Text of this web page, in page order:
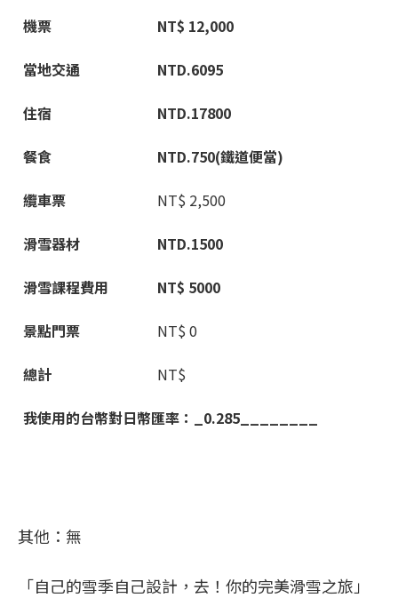
機票 NT$ 12,000
當地交通 NTD.6095
住宿 NTD.17800
餐食 NTD.750(鐵道便當)
纜車票 NT$ 2,500
滑雪器材 NTD.1500
滑雪課程費用 NT$ 5000
景點門票 NT$ 0
總計 NT$
我使用的台幣對日幣匯率：_0.285________
其他：無
「自己的雪季自己設計，去！你的完美滑雪之旅」